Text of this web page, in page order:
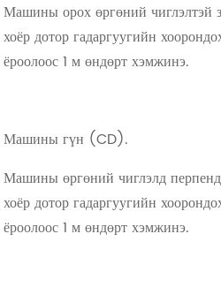
Машины орох өргөний чиглэлтэй
хоёр дотор гадаргуугийн
ёроолоос 1 м өндөрт хэмжинэ.
Машины гүн (CD).
Машины өргөний чиглэлд
хоёр дотор гадаргуугийн
ёроолоос 1 м өндөрт хэмжинэ.